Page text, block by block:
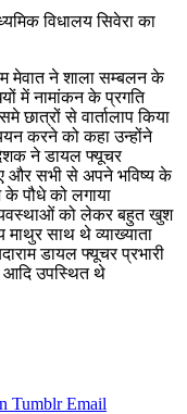
विधालय सिवेरा का
मेवात ने शाला सम्बलन के
में नामांकन के प्रगति
छात्रों से वार्तालाप किया
करने को कहा उन्होंने
ने डायल फ्यूचर
और सभी से अपने भविष्य के
पौधे को लगाया
व्यवस्थाओं को लेकर बहुत खुश
साथ थे व्याख्याता
डायल फ्यूचर प्रभारी
आदि उपस्थित थे
Tumblr Email